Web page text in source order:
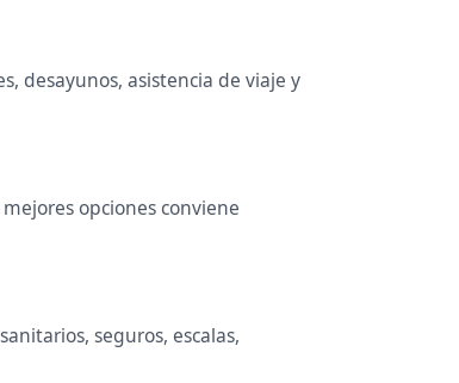
desayunos, asistencia de viaje y
opciones conviene
seguros, escalas,